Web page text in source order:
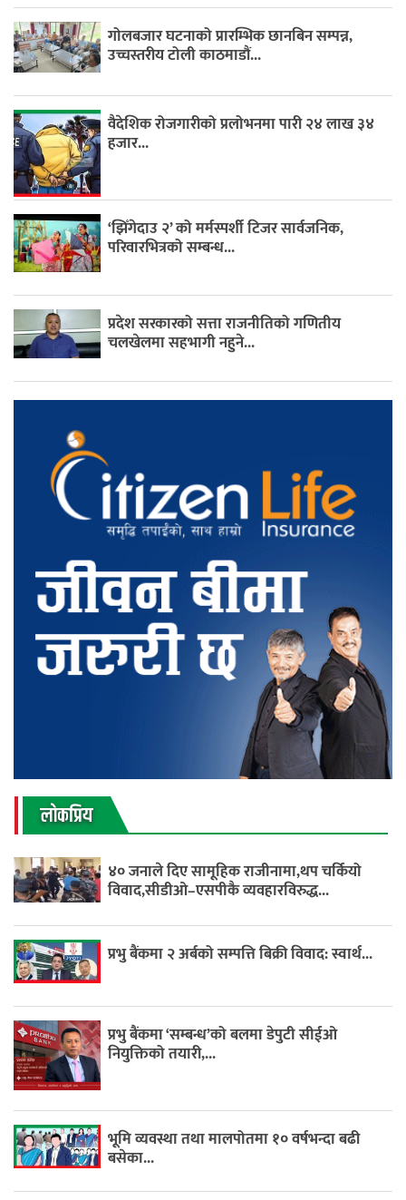
गोलबजार घटनाको प्रारम्भिक छानबिन सम्पन्न,
उच्चस्तरीय टोली काठमाडौं...
वैदेशिक रोजगारीको प्रलोभनमा पारी २४ लाख ३४
हजार...
‘झिँगेदाउ २’ को मर्मस्पर्शी टिजर सार्वजनिक,
परिवारभित्रको सम्बन्ध...
प्रदेश सरकारको सत्ता राजनीतिको गणितीय
चलखेलमा सहभागी नहुने...
लाेकप्रिय
४० जनाले दिए सामूहिक राजीनामा,थप चर्कियो
विवाद,सीडीओ–एसपीकै व्यवहारविरुद्ध...
प्रभु बैंकमा २ अर्बको सम्पत्ति बिक्री विवाद: स्वार्थ...
प्रभु बैंकमा ‘सम्बन्ध’को बलमा डेपुटी सीईओ
नियुक्तिको तयारी,...
भूमि व्यवस्था तथा मालपोतमा १० वर्षभन्दा बढी
बसेका...